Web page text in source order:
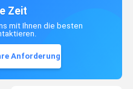
Zeit
mit Ihnen die besten
Anforderung